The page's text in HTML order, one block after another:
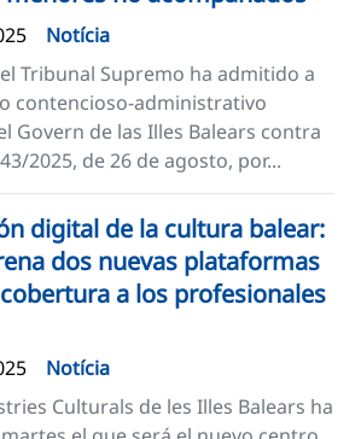
Notícia
Tribunal Supremo ha admitido a
contencioso-administrativo
Govern de las Illes Balears contra
2025, de 26 de agosto, por...
digital de la cultura balear:
dos nuevas plataformas
a los profesionales
Notícia
Culturals de les Illes Balears ha